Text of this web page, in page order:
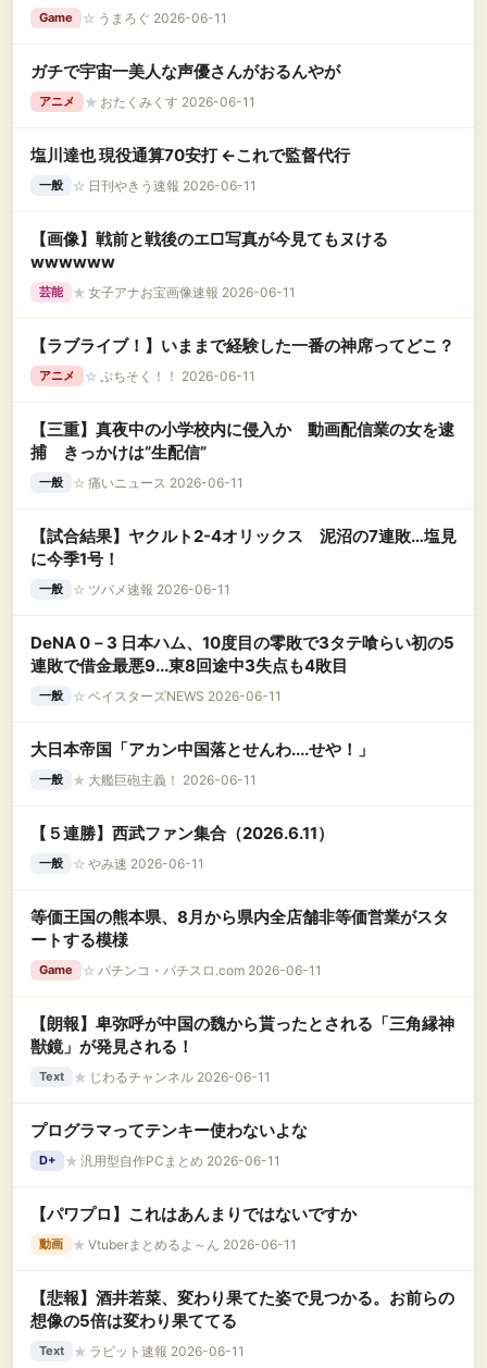
Game ☆ うまろぐ 2026-06-11
ガチで宇宙一美人な声優さんがおるんやが
アニメ ★ おたくみくす 2026-06-11
塩川達也 現役通算70安打 ←これで監督代行
一般 ☆ 日刊やきう速報 2026-06-11
【画像】戦前と戦後のエ□写真が今見てもヌける
wwwwww
芸能 ★ 女子アナお宝画像速報 2026-06-11
【ラブライブ！】いままで経験した一番の神席ってどこ？
アニメ ☆ ぷちそく！！ 2026-06-11
【三重】真夜中の小学校内に侵入か 動画配信業の女を逮
捕 きっかけは“生配信”
一般 ☆ 痛いニュース 2026-06-11
【試合結果】ヤクルト2-4オリックス 泥沼の7連敗…塩見
に今季1号！
一般 ☆ ツバメ速報 2026-06-11
DeNA 0－3 日本ハム、10度目の零敗で3タテ喰らい初の5
連敗で借金最悪9...東8回途中3失点も4敗目
一般 ☆ ベイスターズNEWS 2026-06-11
大日本帝国「アカン中国落とせんわ....せや！」
一般 ★ 大艦巨砲主義！ 2026-06-11
【５連勝】西武ファン集合（2026.6.11）
一般 ☆ やみ速 2026-06-11
等価王国の熊本県、8月から県内全店舗非等価営業がスタ
ートする模様
Game ☆ パチンコ・パチスロ.com 2026-06-11
【朗報】卑弥呼が中国の魏から貰ったとされる「三角縁神
獣鏡」が発見される！
Text ★ じわるチャンネル 2026-06-11
プログラマってテンキー使わないよな
D+ ★ 汎用型自作PCまとめ 2026-06-11
【パワプロ】これはあんまりではないですか
動画 ★ Vtuberまとめるよ～ん 2026-06-11
【悲報】酒井若菜、変わり果てた姿で見つかる。お前らの
想像の5倍は変わり果ててる
Text ★ ラビット速報 2026-06-11